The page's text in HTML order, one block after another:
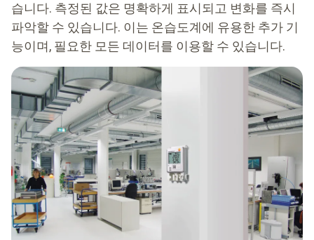
습니다. 측정된 값은 명확하게 표시되고 변화를 즉시
파악할 수 있습니다. 이는 온습도계에 유용한 추가 기
능이며, 필요한 모든 데이터를 이용할 수 있습니다.